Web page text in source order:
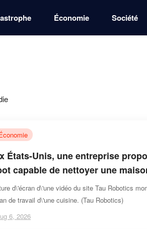
Économie Société
États-Unis, une entreprise
capable de nettoyer une
d\'écran d\'une vidéo du site Tau Robotics
de travail d\'une cuisine. (Tau Robotics)
6, 2026